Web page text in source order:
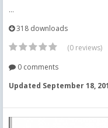
...
318 downloads
(0 reviews)
0 comments
Updated September 18,